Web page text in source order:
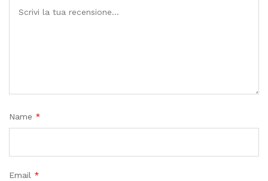
Name *
Email *